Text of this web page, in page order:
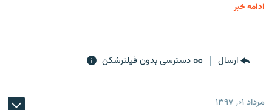
ادامه خبر
ارسال دسترسی بدون فیلترشکن
مرداد ۰۱, ۱۳۹۷